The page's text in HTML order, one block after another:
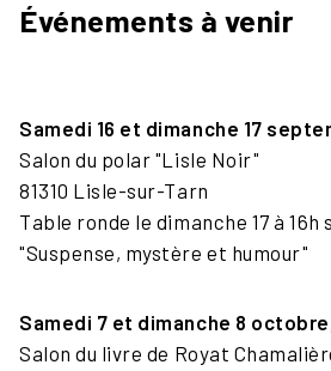
Événements à venir
Samedi 16 et dimanche 17
Salon du polar "Lisle Noir"
81310 Lisle-sur-Tarn
Table ronde le dimanche 17à 16h
"Suspense, mystère et humour"
Samedi 7 et dimanche 8
Salon du livre de Royat